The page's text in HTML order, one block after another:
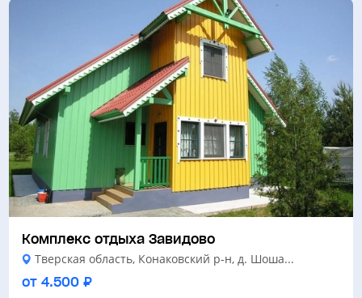
Комплекс отдыха Завидово
Тверская область, Конаковский р-н, д. Шоша...
от 4.500 ₽